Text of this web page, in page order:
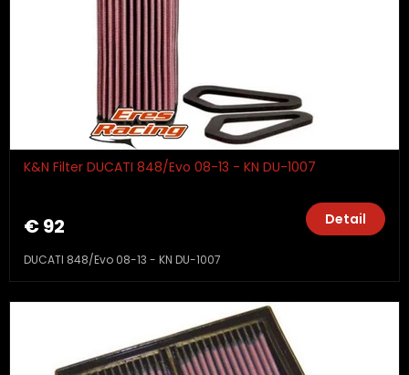
K&N Filter DUCATI 848/Evo 08-13 - KN DU-1007
€ 92 Detail
DUCATI 848/Evo 08-13 - KN DU-1007